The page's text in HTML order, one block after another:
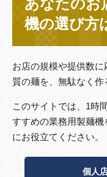
あなたのお
機の選び方
お店の規模や提供数
質の麺を、無駄なく作
このサイトでは、1時
すすめの業務用製麺
にお役立てください。
個人